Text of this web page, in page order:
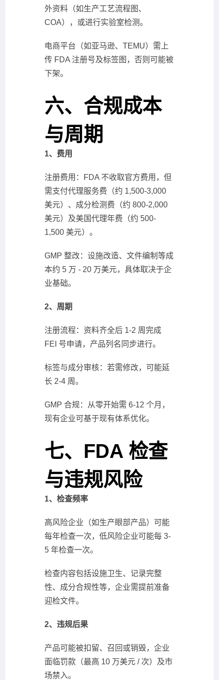
外资料（如生产工艺流程图、
COA），或进行实验室检测。
电商平台（如亚马逊、TEMU）需上
传 FDA 注册号及标签图，否则可能被
下架。
六、合规成本
与周期
1、费用
注册费用：FDA 不收取官方费用，但
需支付代理服务费（约 1,500-3,000
美元）、成分检测费（约 800-2,000
美元）及美国代理年费（约 500-
1,500 美元）。
GMP 整改：设施改造、文件编制等成
本约 5 万 - 20 万美元，具体取决于企
业基础。
2、周期
注册流程：资料齐全后 1-2 周完成
FEI 号申请，产品列名同步进行。
标签与成分审核：若需修改，可能延
长 2-4 周。
GMP 合规：从零开始需 6-12 个月，
现有企业可基于现有体系优化。
七、FDA 检查
与违规风险
1、检查频率
高风险企业（如生产眼部产品）可能
每年检查一次，低风险企业可能每 3-
5 年检查一次。
检查内容包括设施卫生、记录完整
性、成分合规性等，企业需提前准备
迎检文件。
2、违规后果
产品可能被扣留、召回或销毁，企业
面临罚款（最高 10 万美元 / 次）及市
场禁入。